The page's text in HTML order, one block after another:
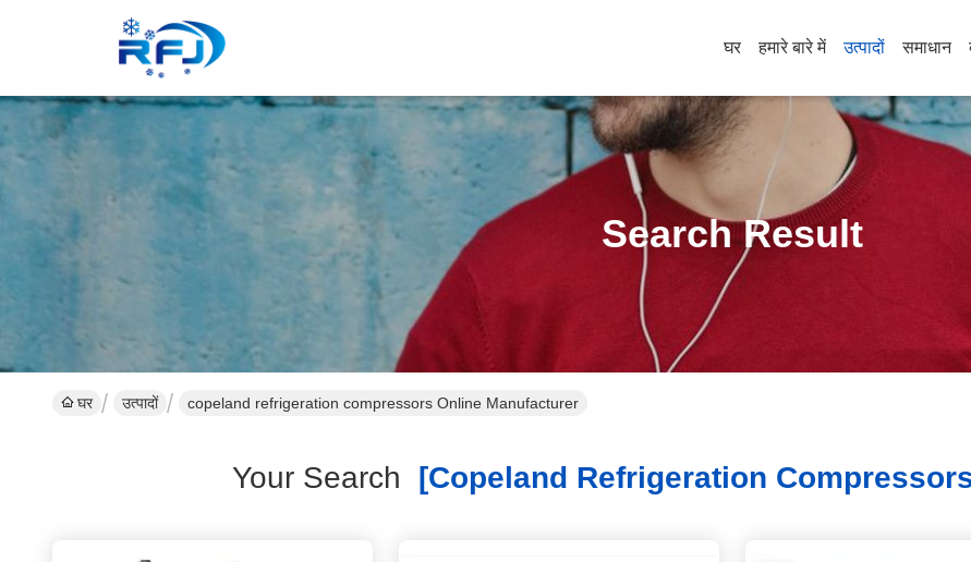
घर हमारे बारे में उत्पादों समाधान
Search Result
घर उत्पादों copeland refrigeration compressors Online Manufacturer
Your Search [copeland Refrigeration